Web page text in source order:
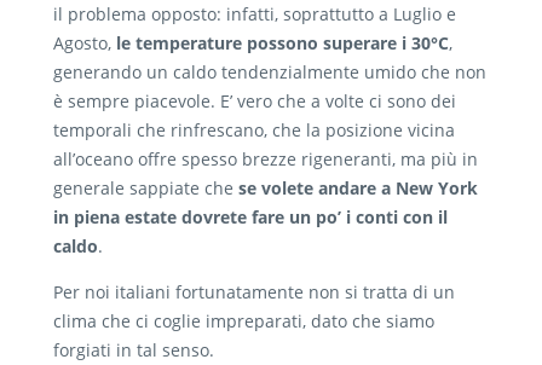
il problema opposto: infatti, soprattutto a Luglio e
Agosto, le temperature possono superare i 30°C,
generando un caldo tendenzialmente umido che non
è sempre piacevole. E’ vero che a volte ci sono dei
temporali che rinfrescano, che la posizione vicina
all’oceano offre spesso brezze rigeneranti, ma più in
generale sappiate che se volete andare a New York
in piena estate dovrete fare un po’ i conti con il
caldo.
Per noi italiani fortunatamente non si tratta di un
clima che ci coglie impreparati, dato che siamo
forgiati in tal senso.